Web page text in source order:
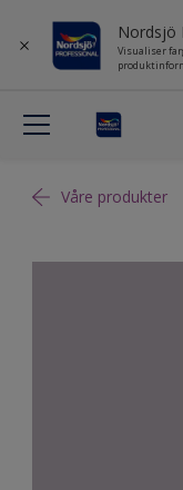
Nordsjö
Visualiser
Våre produkter